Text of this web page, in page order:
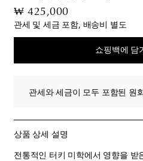
₩ 425,000original price
관세 및 세금 포함, 배송비 별도
쇼핑백에 담기
관세와 세금이 모두 포함된 원
상품 상세 설명
전통적인 터키 미학에서 영향을 받